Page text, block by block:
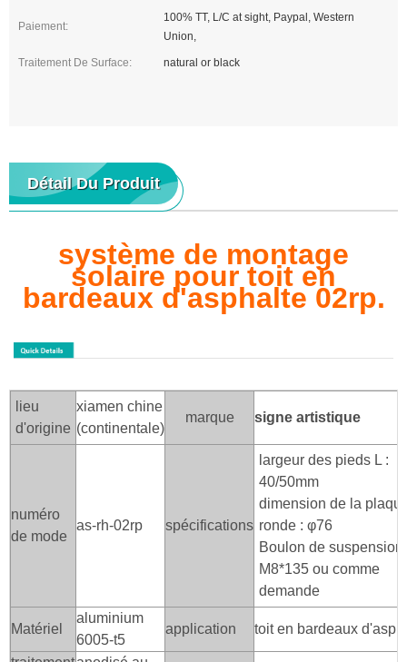
Paiement:
100% TT, L/C at sight, Paypal, Western
Union,
Traitement De Surface: natural or black
Détail Du Produit
système de montage
solaire pour toit en
bardeaux d'asphalte 02rp.
lieu
d'origine
xiamen chine
(continentale)
marque signe artistique
numéro
de mode
as-rh-02rp spécifications
largeur des pieds L :
40/50mm
dimension de la
ronde : φ76
Boulon de suspension
M8*135 ou comme
demande
Matériel
aluminium
6005-t5
application toit en bardeaux